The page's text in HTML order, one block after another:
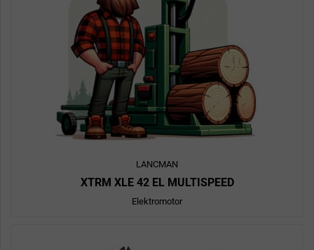
LANCMAN
XTRM XLE 42 EL MULTISPEED
Elektromotor